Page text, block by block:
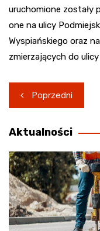
uruchomione zostały
one na ulicy
Wyspiańskiego oraz
zmierzających do
Nawigacja
wpisu
Poprzedni
Aktualności